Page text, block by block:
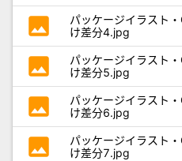
photo
パッケージイラスト
け差分4.jpg
photo
パッケージイラスト
け差分5.jpg
photo
パッケージイラスト
け差分6.jpg
photo
パッケージイラスト
け差分7.jpg